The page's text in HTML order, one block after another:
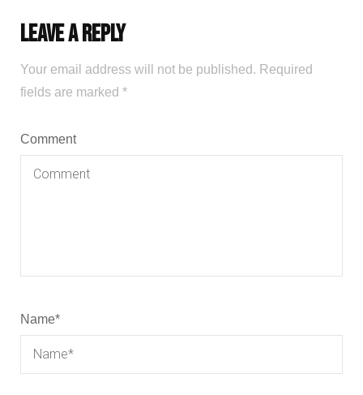
Leave a Reply
Your email address will not be published. Required
fields are marked *
Comment
Name*